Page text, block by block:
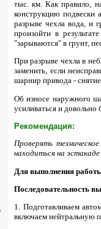
тыс. км. Как правило,
конструкцию подвески
разрыве чехла вода, и
произойти в
"зарываются" в грунт,
При разрыве чехла в
заменить, если
шарнир привода -
Об износе наружного
усиливаться и
Рекомендация:
Проверять
находиться на
Для выполнения
Последовательность
1. Подготавливаем
включаем нейтральную